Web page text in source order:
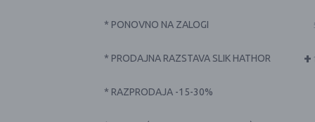
* PONOVNO NA ZALOGI
+
* PRODAJNA RAZSTAVA SLIK HATHOR
* RAZPRODAJA -15-30%